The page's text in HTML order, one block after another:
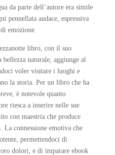
da parte dell’autore era simile
pennellata audace, espressiva
emozione.
libro, con il suo
naturale, aggiunge al
voler visitare i luoghi e
la storia. Per un libro che ha
è notevole quanto
riesca a inserire nelle sue
con maestria che produce
connessione emotiva che
permettendoci di
dolori, e di imparare ebook